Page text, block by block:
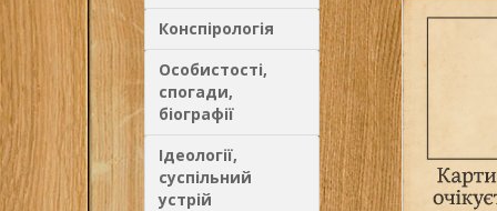
Конспірологія
Особистості,
спогади,
біографії
Ідеології,
суспільний
устрій